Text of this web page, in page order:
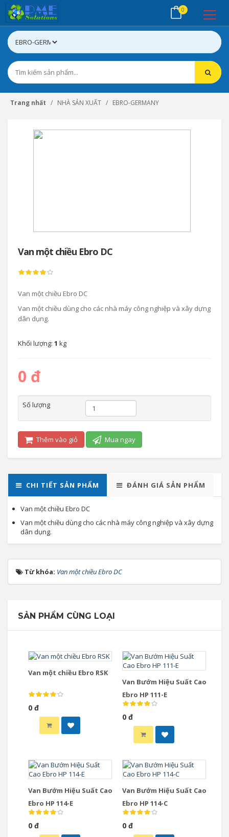
0
Trang nhất NHÀ SẢN XUẤT EBRO-GERMANY
Van một chiều Ebro DC
Van một chiều Ebro DC
Van một chiều dùng cho các nhà máy công nghiệp và xây dựng
dân dụng.
Khối lượng: 1 kg
0 đ
Số lượng
Thêm vào giỏ Mua ngay
CHI TIẾT SẢN PHẨM ĐÁNH GIÁ SẢN PHẨM
Van một chiều Ebro DC
Van một chiều dùng cho các nhà máy công nghiệp và xây dựng
dân dụng.
Từ khóa: Van một chiều Ebro DC
SẢN PHẨM CÙNG LOẠI
Van một chiều Ebro RSK
0 đ
Van Bướm Hiệu Suất Cao
Ebro HP 111-E
0 đ
Van Bướm Hiệu Suất Cao
Ebro HP 114-E
0 đ
Van Bướm Hiệu Suất Cao
Ebro HP 114-C
0 đ